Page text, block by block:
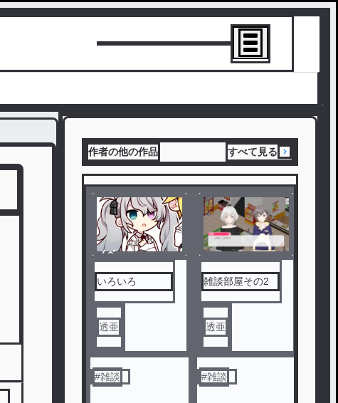
作者の他の作品 すべて見る
ノベ
いろいろ
透亜
#雑談
雑談部屋その2
透亜
#雑談